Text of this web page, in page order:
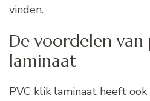
vinden.
De voordelen van
laminaat
PVC klik laminaat heeft